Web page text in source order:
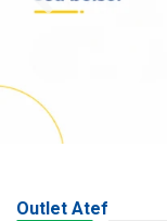
Outlet Atef